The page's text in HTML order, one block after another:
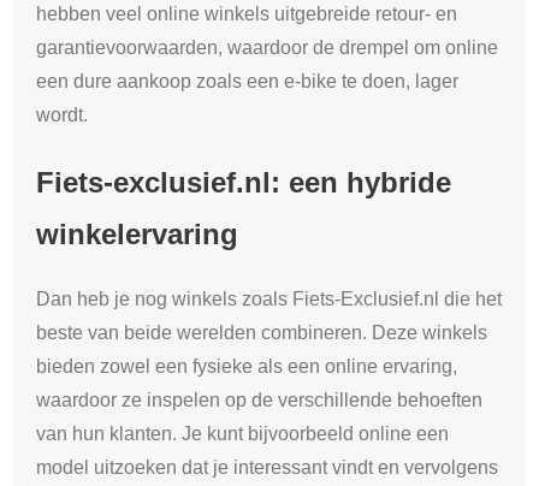
hebben veel online winkels uitgebreide retour- en
garantievoorwaarden, waardoor de drempel om online
een dure aankoop zoals een e-bike te doen, lager
wordt.
Fiets-exclusief.nl: een hybride
winkelervaring
Dan heb je nog winkels zoals Fiets-Exclusief.nl die het
beste van beide werelden combineren. Deze winkels
bieden zowel een fysieke als een online ervaring,
waardoor ze inspelen op de verschillende behoeften
van hun klanten. Je kunt bijvoorbeeld online een
model uitzoeken dat je interessant vindt en vervolgens